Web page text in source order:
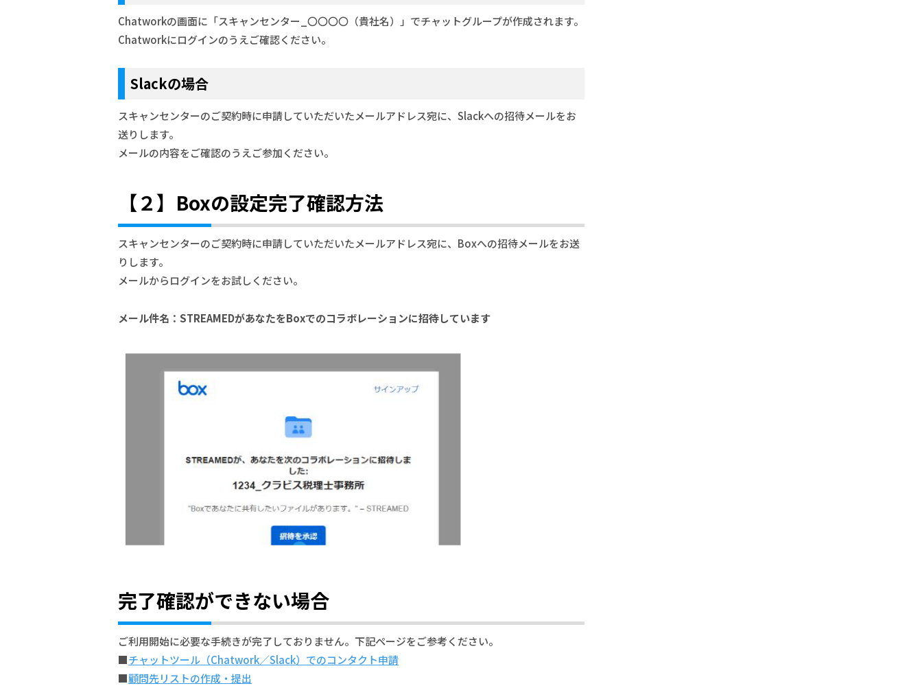
Chatworkの画面に「スキャンセンター_〇〇〇〇（貴社名）」でチャットグループが作成されます。
Chatworkにログインのうえご確認ください。
Slackの場合
スキャンセンターのご契約時に申請していただいたメールアドレス宛に、Slackへの招待メールをお
送りします。
メールの内容をご確認のうえご参加ください。
【２】Boxの設定完了確認方法
スキャンセンターのご契約時に申請していただいたメールアドレス宛に、Boxへの招待メールをお送
りします。
メールからログインをお試しください。
メール件名：STREAMEDがあなたをBoxでのコラボレーションに招待しています
完了確認ができない場合
ご利用開始に必要な手続きが完了しておりません。下記ページをご参考ください。
■チャットツール（Chatwork／Slack）でのコンタクト申請
■顧問先リストの作成・提出